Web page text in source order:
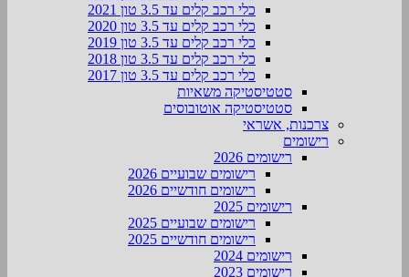
כלי רכב קלים עד 3.5 טון 2021
כלי רכב קלים עד 3.5 טון 2020
כלי רכב קלים עד 3.5 טון 2019
כלי רכב קלים עד 3.5 טון 2018
כלי רכב קלים עד 3.5 טון 2017
סטטיסטיקה משאיות
סטטיסטיקה אוטובוסים
צרכנות, אשראי
רישומים
רישומים 2026
רישומים שבועיים 2026
רישומים חודשיים 2026
רישומים 2025
רישומים שבועיים 2025
רישומים חודשיים 2025
רישומים 2024
רישומים 2023